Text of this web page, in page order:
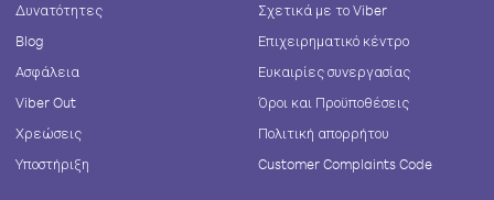
Δυνατότητες
Blog
Ασφάλεια
Viber Out
Χρεώσεις
Υποστήριξη
Σχετικά με το Viber
Επιχειρηματικό κέντρο
Ευκαιρίες συνεργασίας
Όροι και Προϋποθέσεις
Πολιτική απορρήτου
Customer Complaints Code